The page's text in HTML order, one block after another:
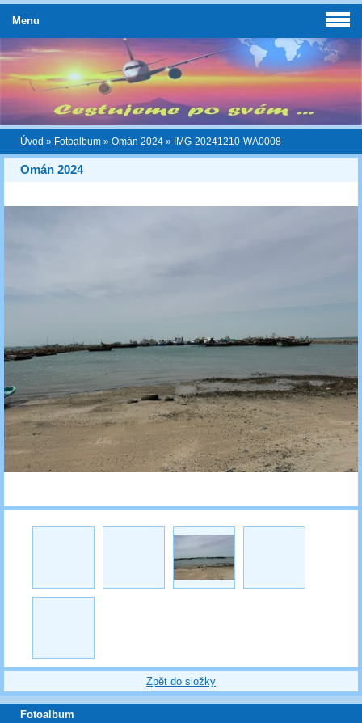
Úvod » Fotoalbum » Omán 2024 » IMG-20241210-WA0008
Omán 2024
Zpět do složky
Menu
Fotoalbum